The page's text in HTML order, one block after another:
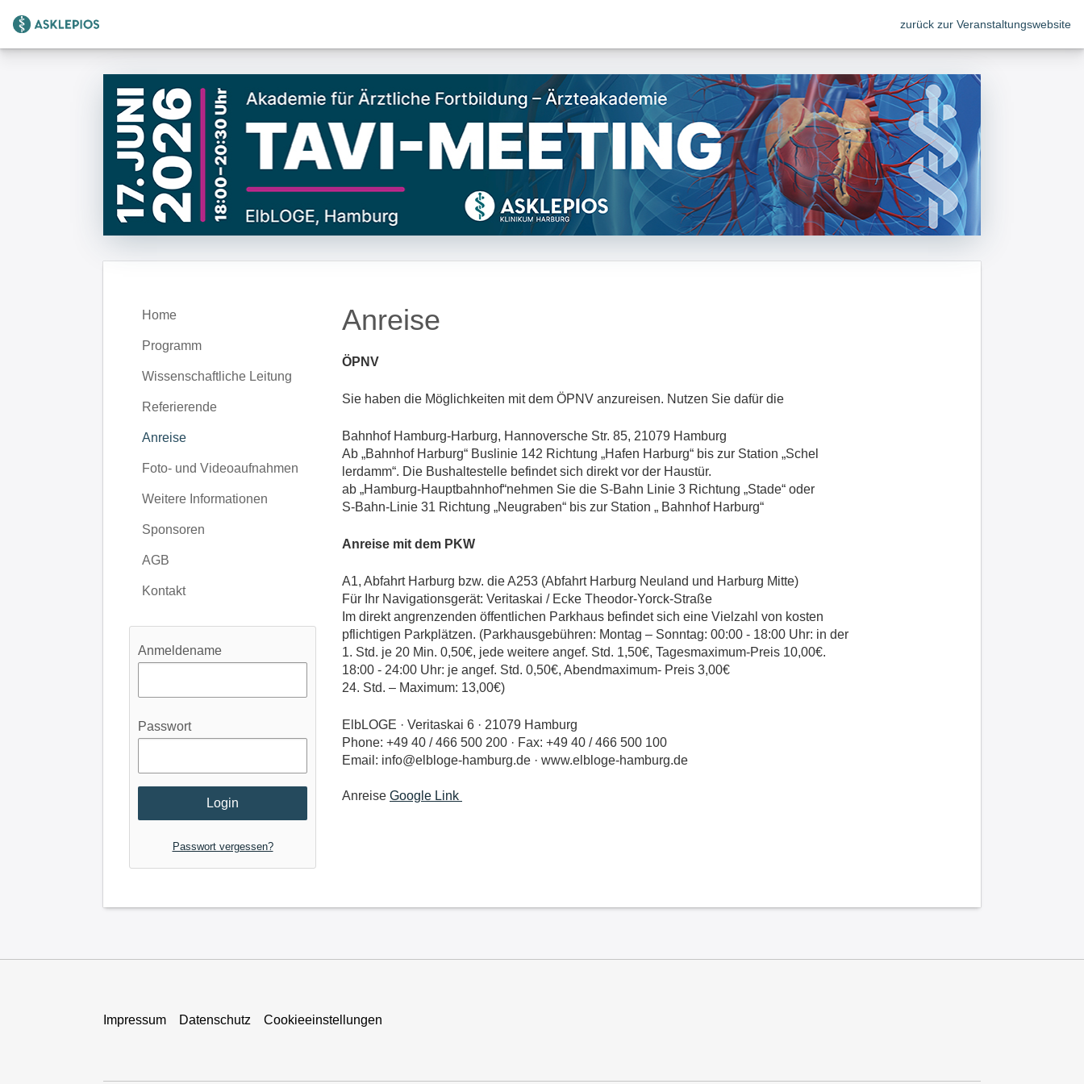
Zur Startseite zurück zur Veranstaltungswebsite
Home
Programm
Wissenschaftliche Leitung
Referierende
Anreise
Foto- und Videoaufnahmen
Weitere Informationen
Sponsoren
AGB
Kontakt
Anmeldename
Passwort
Passwort vergessen?
Anreise
ÖPNV
Sie haben die Möglichkeiten mit dem ÖPNV anzureisen. Nutzen Sie dafür die
Bahnhof Hamburg-Harburg, Hannoversche Str. 85, 21079 Hamburg
Ab „Bahnhof Harburg“ Buslinie 142 Richtung „Hafen Harburg“ bis zur Station „Schel
lerdamm“. Die Bushaltestelle befindet sich direkt vor der Haustür.
ab „Hamburg-Hauptbahnhof“nehmen Sie die S-Bahn Linie 3 Richtung „Stade“ oder
S-Bahn-Linie 31 Richtung „Neugraben“ bis zur Station „ Bahnhof Harburg“
Anreise mit dem PKW
A1, Abfahrt Harburg bzw. die A253 (Abfahrt Harburg Neuland und Harburg Mitte)
Für Ihr Navigationsgerät: Veritaskai / Ecke Theodor-Yorck-Straße
Im direkt angrenzenden öffentlichen Parkhaus befindet sich eine Vielzahl von kosten
pflichtigen Parkplätzen. (Parkhausgebühren: Montag – Sonntag: 00:00 - 18:00 Uhr: in der
1. Std. je 20 Min. 0,50€, jede weitere angef. Std. 1,50€, Tagesmaximum-Preis 10,00€.
18:00 - 24:00 Uhr: je angef. Std. 0,50€, Abendmaximum- Preis 3,00€
24. Std. – Maximum: 13,00€)
ElbLOGE · Veritaskai 6 · 21079 Hamburg
Phone: +49 40 / 466 500 200 · Fax: +49 40 / 466 500 100
Email: info@elbloge-hamburg.de · www.elbloge-hamburg.de
Anreise Google Link
Impressum Datenschutz Cookieeinstellungen